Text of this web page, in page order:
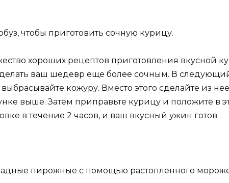
чтобы приготовить сочную курицу.
хороших рецептов приготовления вкусной
ваш шедевр еще более сочным. В
кожуру. Вместо этого сделайте из
выше. Затем приправьте курицу и положите в
в течение 2 часов, и ваш вкусный ужин готов.
пирожные с помощью растопленного